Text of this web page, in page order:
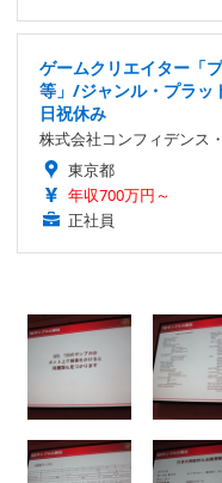
ゲームクリエイター「
等」/ジャンル・プラ
日祝休み
株式会社コンフィデンス
東京都
年収700万円～
正社員